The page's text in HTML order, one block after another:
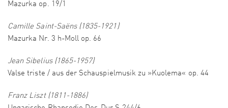
Mazurka op. 19/1
Camille Saint-Saëns (1835-1921)
Mazurka Nr. 3 h-Moll op. 66
Jean Sibelius (1865-1957)
Valse triste / aus der Schauspielmusik zu »Kuolema« op. 44
Franz Liszt (1811-1886)